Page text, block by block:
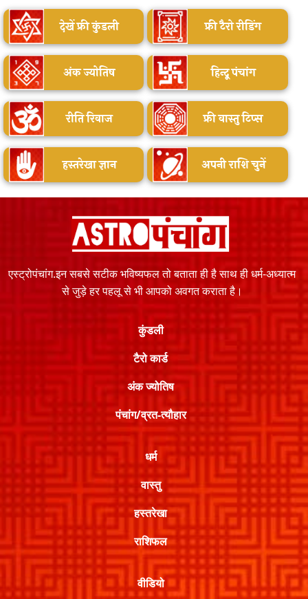
देखें फ्री कुंडली फ्री टैरो रीडिंग
अंक ज्योतिष हिन्दू पंचांग
रीति रिवाज फ्री वास्तु टिप्स
हस्तरेखा ज्ञान अपनी राशि चुनें
एस्ट्रोपंचांग.इन सबसे सटीक भविष्यफल तो बताता ही है साथ ही धर्म-अध्यात्म
से जुड़े हर पहलू से भी आपको अवगत कराता है।
कुंडली
टैरो कार्ड
अंक ज्योतिष
पंचांग/व्रत-त्यौहार
धर्म
वास्तु
हस्तरेखा
राशिफल
वीडियो